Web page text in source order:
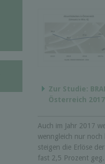
Zur Studie:
Österreich 2017
Auch im Jahr 2017
wenngleich nur noch
steigen die Erlöse
fast 2,5 Prozent